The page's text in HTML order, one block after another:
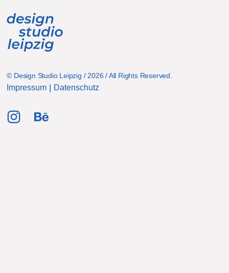
Impressum | Datenschutz
© Design Studio Leipzig / 2026 / All Rights Reserved.